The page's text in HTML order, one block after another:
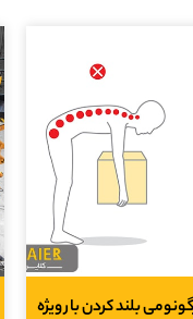
بلند کردن بار ویژه